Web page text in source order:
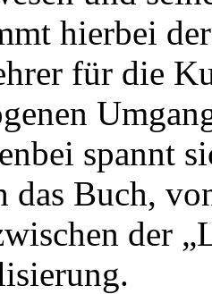
hierbei
für die
spannt
das Buch,
der